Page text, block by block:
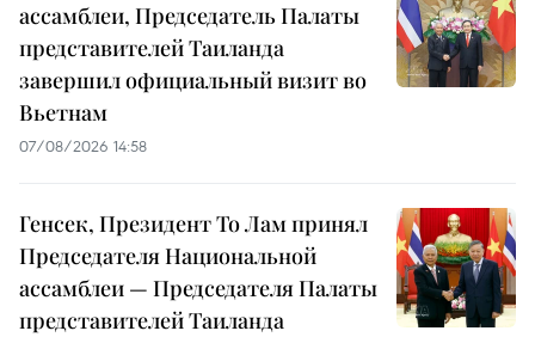
ассамблеи, Председатель Палаты
представителей Таиланда
завершил официальный визит во
Вьетнам
07/08/2026 14:58
Генсек, Президент То Лам принял
Председателя Национальной
ассамблеи — Председателя Палаты
представителей Таиланда